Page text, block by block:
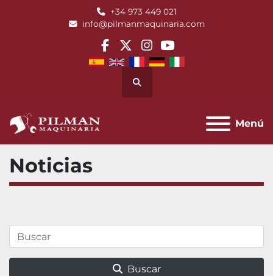
+34 973 449 021
info@pilmanmaquinaria.com
facebook
twitterinstagram
youtube
Buscar
Menú
Noticias
Buscar